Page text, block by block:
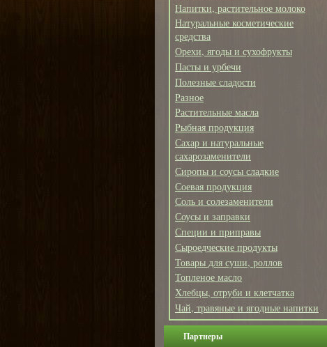
Напитки, растительное молоко
Натуральные косметические
средства
Орехи, ягоды и сухофрукты
Пасты и урбечи
Полезные сладости
Разное
Растительные масла
Рыбная продукция
Сахар и натуральные
сахарозаменители
Сиропы и соусы сладкие
Соевая продукция
Соль и солезаменители
Соусы и заправки
Специи и приправы
Сыроедческие продукты
Товары для суши, роллов
Топленое масло
Хлебцы, отруби и клетчатка
Чай, травяные и ягодные напитки
Партнеры